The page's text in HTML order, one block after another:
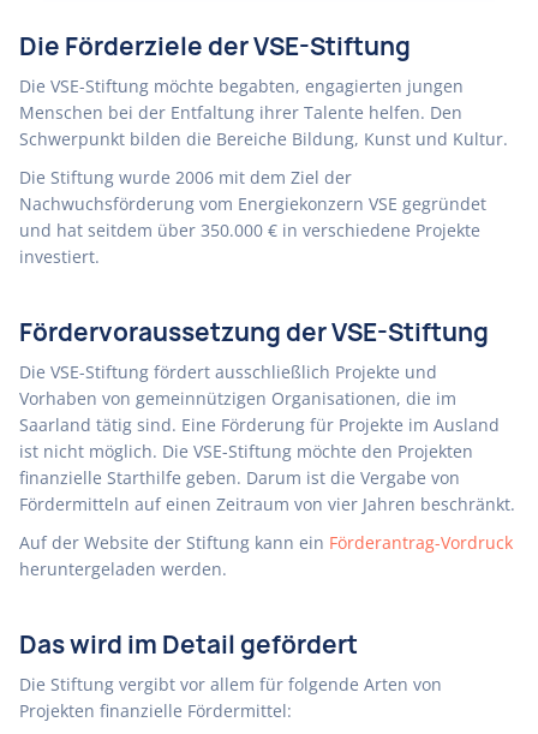
Die Förderziele der VSE-Stiftung
Die VSE-Stiftung möchte begabten, engagierten jungen
Menschen bei der Entfaltung ihrer Talente helfen. Den
Schwerpunkt bilden die Bereiche Bildung, Kunst und Kultur.
Die Stiftung wurde 2006 mit dem Ziel der
Nachwuchsförderung vom Energiekonzern VSE gegründet
und hat seitdem über 350.000 € in verschiedene Projekte
investiert.
Fördervoraussetzung der VSE-Stiftung
Die VSE-Stiftung fördert ausschließlich Projekte und
Vorhaben von gemeinnützigen Organisationen, die im
Saarland tätig sind. Eine Förderung für Projekte im Ausland
ist nicht möglich. Die VSE-Stiftung möchte den Projekten
finanzielle Starthilfe geben. Darum ist die Vergabe von
Fördermitteln auf einen Zeitraum von vier Jahren beschränkt.
Auf der Website der Stiftung kann ein Förderantrag-Vordruck
heruntergeladen werden.
Das wird im Detail gefördert
Die Stiftung vergibt vor allem für folgende Arten von
Projekten finanzielle Fördermittel: